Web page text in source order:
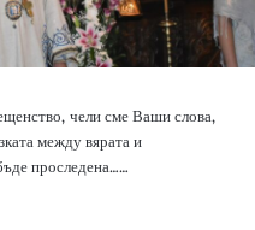
чели сме Ваши слова,
между вярата и
проследена……